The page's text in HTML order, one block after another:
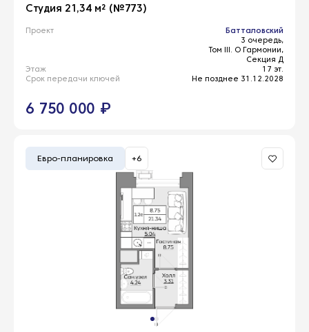
Студия 21,34 м² (№773)
Проект
Батталовский
3 очередь,
Том III. О Гармонии,
Секция Д
Этаж
17 эт.
Срок передачи ключей
Не позднее 31.12.2028
6 750 000 ₽
Евро-планировка +6